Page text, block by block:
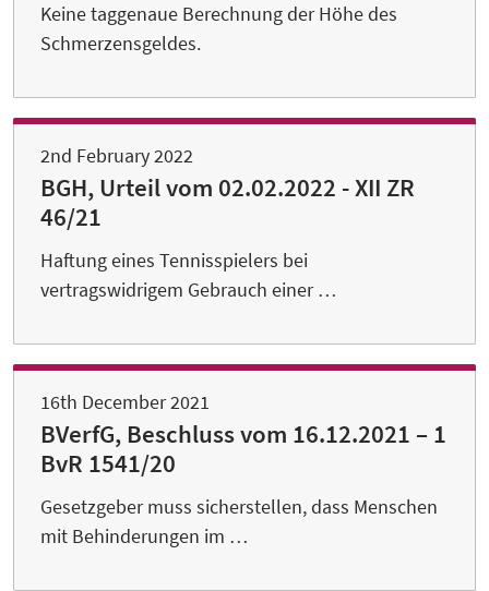
Keine taggenaue Berechnung der Höhe des
Schmerzensgeldes.
2nd February 2022
BGH, Urteil vom 02.02.2022 - XII ZR
46/21
Haftung eines Tennisspielers bei
vertragswidrigem Gebrauch einer …
16th December 2021
BVerfG, Beschluss vom 16.12.2021 – 1
BvR 1541/20
Gesetzgeber muss sicherstellen, dass Menschen
mit Behinderungen im …